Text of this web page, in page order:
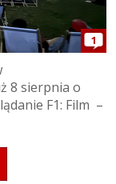
1
8 sierpnia o
F1: Film –